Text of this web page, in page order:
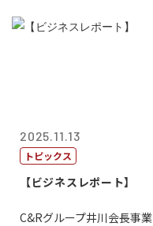
2025.11.13
トピックス
【ビジネスレポート】
C&Rグループ井川会長事業